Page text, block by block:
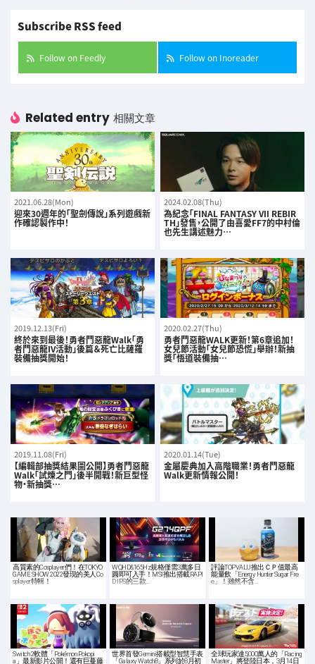
Subscribe RSS feed
Follow on Feedly Follow on Inoreader
Related entry 相關文章
2021.06.28(Mon)
迎來30週年的「聖劍傳說」系列遊戲新
作確認製作中！
2024.02.08(Thu)
為紀念「FINAL FANTASY VII REBIR
TH」發售，公開了由喜愛FF7的中村倫
也先生講述魅力…
2019.12.13(Fri)
終於來到最後！勇者鬥惡龍Walk「勇
者鬥惡龍IV活動」後篇＆死亡比薩羅
裝備抽獎開始！
2020.02.27(Thu)
勇者鬥惡龍WALK更新！第6章追加！
女兒節活動「女兒節恐慌」舉辦！新抽
獎「悟道裝備抽…
2019.11.08(Fri)
【編輯部抽獎結果圖公開】勇者鬥惡龍
Walk「試煉之門」後半開戰！新巨型怪
物・新抽獎…
2020.01.14(Tue)
金屬慶典加入高階職業！勇者鬥惡龍
Walk更新情報公開！
高質素的Cosplayer們！在TOKYO
GAME SHOW 2022發現的美人Co
splayer特輯！
WQHD&165Hz規格僅需3萬多日
圓即可入手！MSI推出搭載RAPI
D IPS的三款…
評論TOPVALU推出ＣＰ值最高
能量飲「Energy Hunter Sugar Fre
e」！雖然不含…
Switch 2軟體「Pokémon Pokopi
a」最新影片公開！還有巨蔓藤
世界首發Gemini搭載型智慧手表
「Galaxy Watch8」系列於8月初
全球玩家達5,000萬人的「Racing
Master」將登陸日本，3月14日